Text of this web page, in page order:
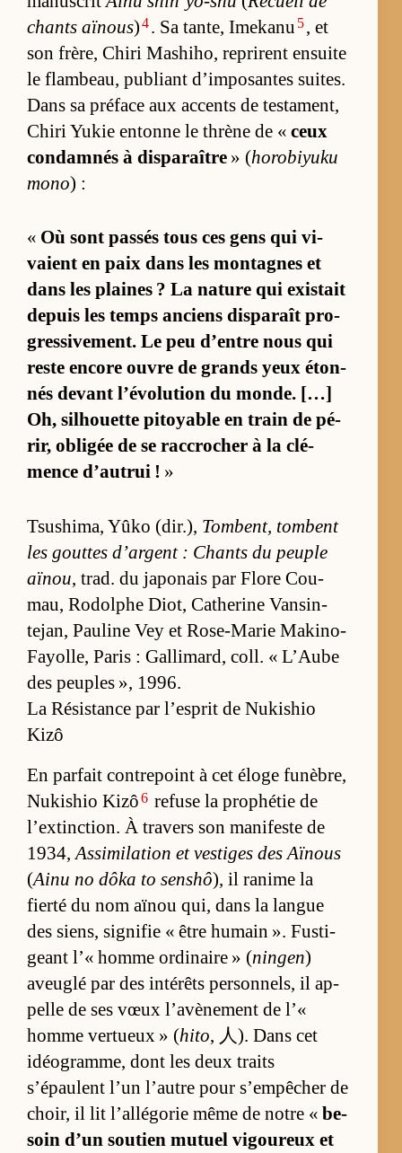
chants aï­nous)4. Sa tan­te, Ime­kanu 5, et
son frè­re, Chiri Ma­shi­ho, re­prirent en­suite
le flam­beau, pu­bliant d’im­po­santes suites.
Dans sa pré­face aux ac­cents de tes­ta­ment,
Chiri Yu­kie en­tonne le thrène de « ceux
condam­nés à dis­pa­raître » (ho­ro­biyuku
mono) :
« Où sont pas­sés tous ces gens qui vi­
vaient en paix dans les mon­tagnes et
dans les plaines ? La na­ture qui exis­tait
de­puis les temps an­ciens dis­pa­raît pro­
gres­si­ve­ment. Le peu d’entre nous qui
reste en­core ouvre de grands yeux éton­
nés de­vant l’évo­lu­tion du monde. […]
Oh, sil­houette pi­toyable en train de pé­
rir, obli­gée de se rac­cro­cher à la clé­
mence d’au­trui ! »
Tsu­shi­ma, Yûko (dir.), Tom­bent, tombent
les gouttes d’ar­gent : Chants du peuple
aï­nou, trad. du ja­po­nais par Flore Cou­
mau, Ro­dolphe Diot, Ca­the­rine Van­sin­
tejan, Pau­line Vey et Rose-Ma­rie Ma­ki­no-
Fayol­le, Pa­ris : Gal­li­mard, coll. « L’Aube
des peuples », 1996.
La Résistance par l’esprit de Nukishio
Kizô
En par­fait contre­point à cet éloge fu­nè­bre,
Nu­ki­shio Kizô6 re­fuse la pro­phé­tie de
l’ex­tinc­tion. À tra­vers son ma­ni­feste de
1934,As­si­mi­la­tion et ves­tiges des Aï­nous
(Ainu no dôka to sen­shô), il ra­nime la
fierté du nom aï­nou qui, dans la langue
des siens, si­gni­fie « être hu­main ». Fus­ti­
geant l’« homme or­di­naire » (ningen)
aveu­glé par des in­té­rêts per­son­nels, il ap­
pelle de ses vœux l’avè­ne­ment de l’«
homme ver­tueux » (hito, 人). Dans cet
idéo­gram­me, dont les deux traits
s’épaulent l’un l’autre pour s’em­pê­cher de
choir, il lit l’al­lé­go­rie même de notre « be­
soin d’un sou­tien mu­tuel vi­gou­reux et